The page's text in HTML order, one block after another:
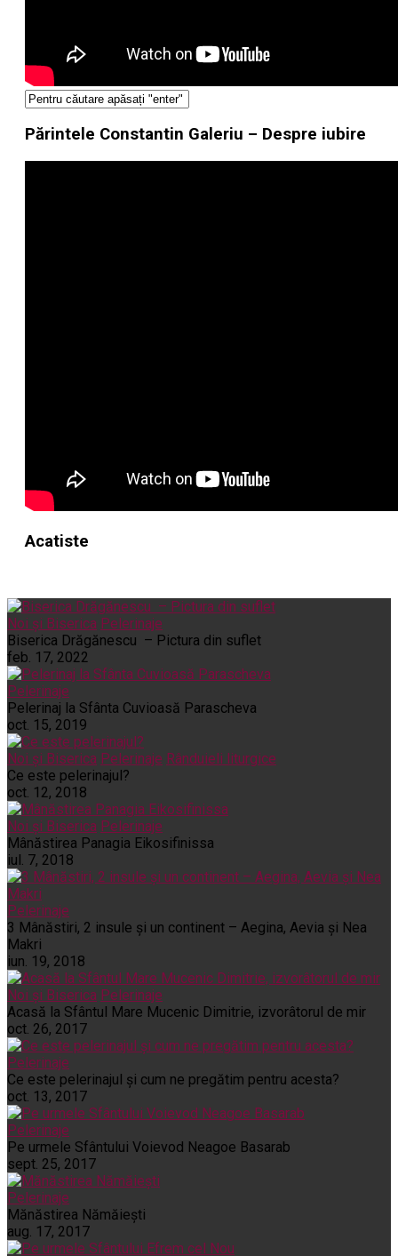
Părintele Constantin Galeriu – Despre iubire
Acatiste
Noi și Biserica Pelerinaje
Biserica Drăgănescu – Pictura din suflet
feb. 17, 2022
Pelerinaje
Pelerinaj la Sfânta Cuvioasă Parascheva
oct. 15, 2019
Noi și Biserica Pelerinaje Rânduieli liturgice
Ce este pelerinajul?
oct. 12, 2018
Noi și Biserica Pelerinaje
Mânăstirea Panagia Eikosifinissa
iul. 7, 2018
Pelerinaje
3 Mânăstiri, 2 insule și un continent – Aegina, Aevia și Nea
Makri
iun. 19, 2018
Noi și Biserica Pelerinaje
Acasă la Sfântul Mare Mucenic Dimitrie, izvorâtorul de mir
oct. 26, 2017
Pelerinaje
Ce este pelerinajul şi cum ne pregătim pentru acesta?
oct. 13, 2017
Pelerinaje
Pe urmele Sfântului Voievod Neagoe Basarab
sept. 25, 2017
Pelerinaje
Mănăstirea Nămăiești
aug. 17, 2017